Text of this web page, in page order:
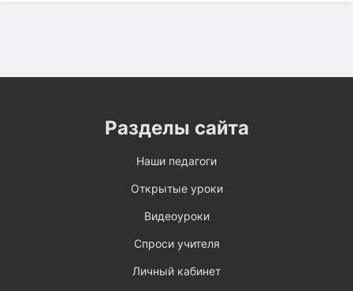
Разделы сайта
Наши педагоги
Открытые уроки
Видеоуроки
Спроси учителя
Личный кабинет